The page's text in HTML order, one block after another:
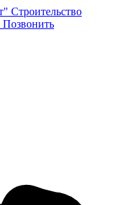
Строительство
Позвонить